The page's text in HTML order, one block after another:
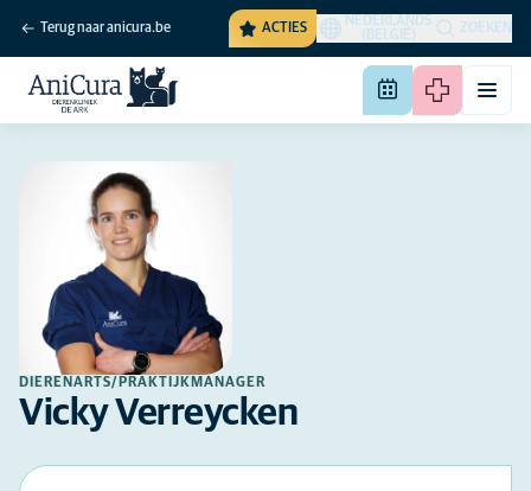
Terug naar anicura.be ACTIES
NEDERLANDS
(BELGIË)
ZOEKEN
DIERENARTS/PRAKTIJKMANAGER
Vicky Verreycken